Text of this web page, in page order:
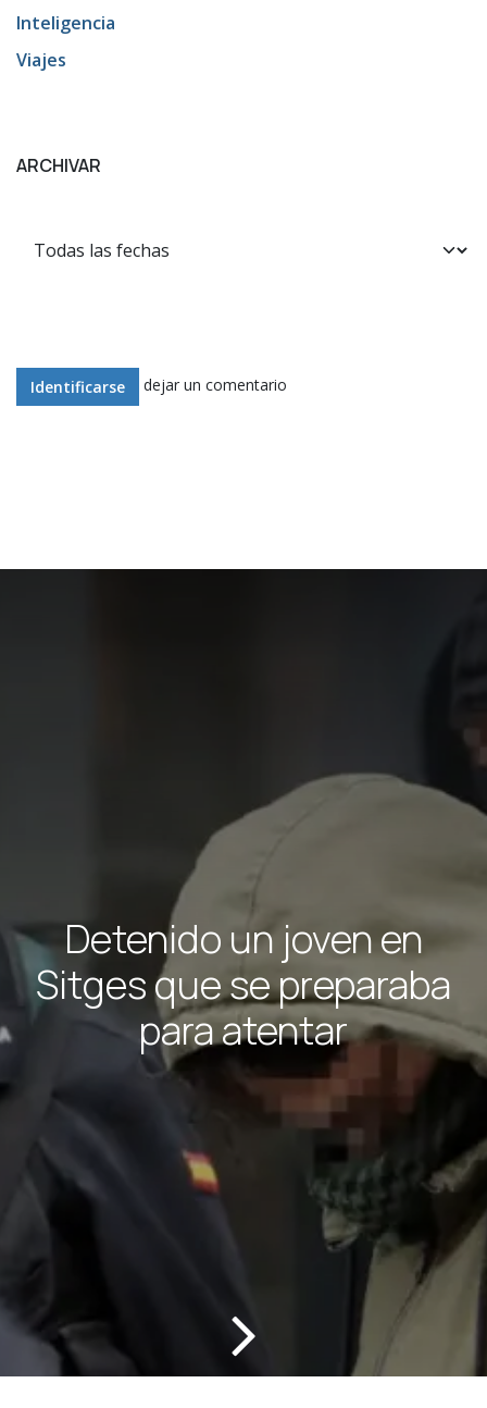
Inteligencia
Viajes
ARCHIVAR
Identificarse dejar un comentario
Detenido un joven en
Sitges que se preparaba
para atentar